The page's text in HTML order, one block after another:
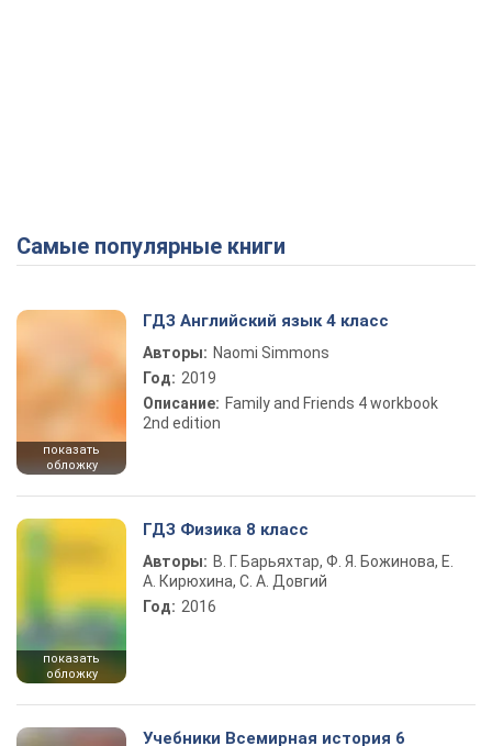
Самые популярные книги
показать
обложку
ГДЗ Английский язык 4 класс
Авторы: Naomi Simmons
Год: 2019
Описание: Family and Friends 4 workbook
2nd edition
показать
обложку
ГДЗ Физика 8 класс
Авторы: В. Г. Барьяхтар, Ф. Я. Божинова, Е.
А. Кирюхина, С. А. Довгий
Год: 2016
Учебники Всемирная история 6